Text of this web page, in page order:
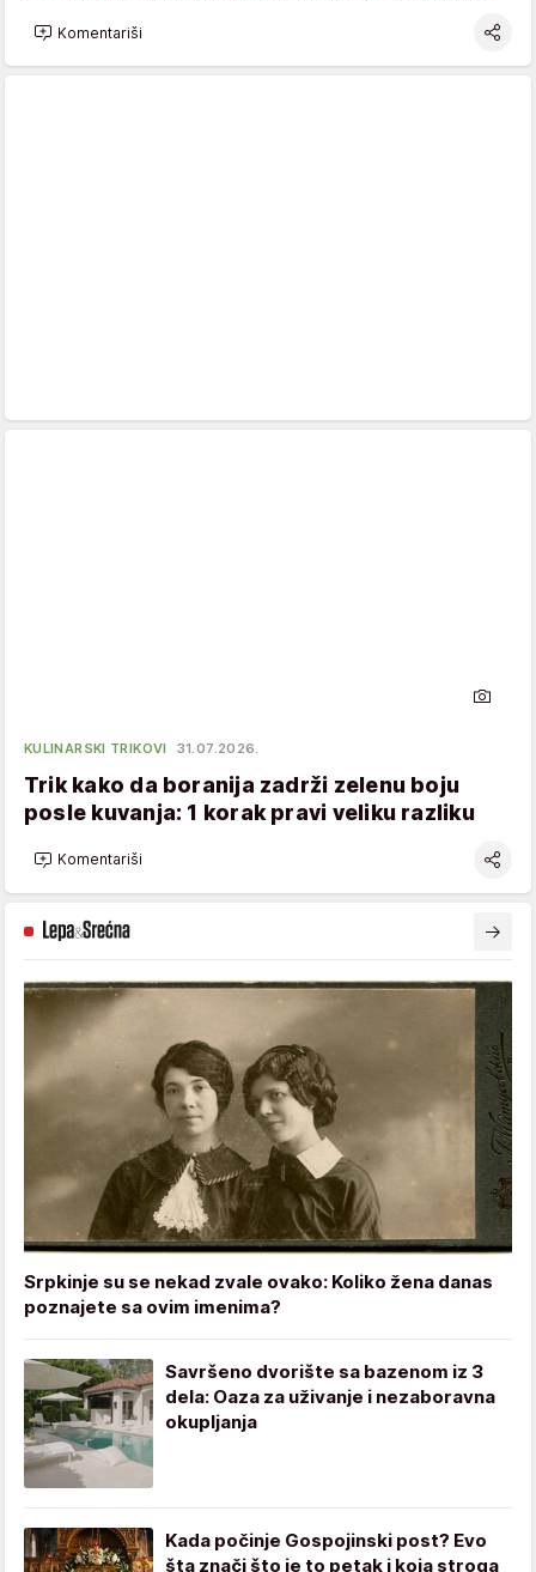
Komentariši
KULINARSKI TRIKOVI 31.07.2026.
Trik kako da boranija zadrži zelenu boju
posle kuvanja: 1 korak pravi veliku razliku
Komentariši
Srpkinje su se nekad zvale ovako: Koliko žena danas
poznajete sa ovim imenima?
Savršeno dvorište sa bazenom iz 3
dela: Oaza za uživanje i nezaboravna
okupljanja
Kada počinje Gospojinski post? Evo
šta znači što je to petak i koja stroga